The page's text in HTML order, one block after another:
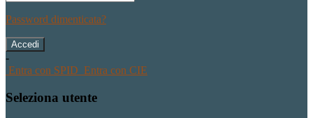
Password dimenticata?
-
Entra con SPID Entra con CIE
Seleziona utente